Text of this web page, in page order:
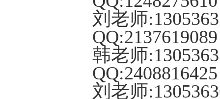
刘 老师
QQ:2137619089
韩老师:
QQ:2408816425
刘老师: